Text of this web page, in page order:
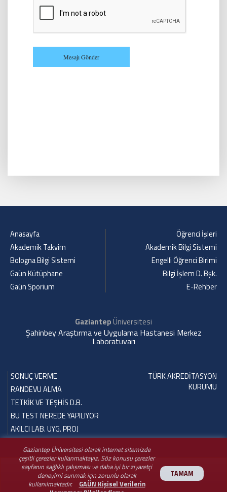
Gaziantep Üniversitesi olarak internet sitemizde
çeşitli çerezler kullanmaktayız. Söz konusu çerezler
sayfanın sağlıklı çalışması ve daha iyi bir ziyaretçi
deneyimi sunmak için zorunlu olarak
kullanılmaktadır.
GAÜN Kişisel Verilerin
TAMAM
Anasayfa
Akademik Takvim
Bologna Bilgi Sistemi
Gaün Kütüphane
Gaün Sporium
Öğrenci İşleri
Akademik Bilgi Sistemi
Engelli Öğrenci Birimi
Bilgi İşlem D. Bşk.
E-Rehber
GaziantepÜniversitesi
Şahinbey Araştırma ve Uygulama Hastanesi Merkez
Laboratuvarı
SONUÇ VERME
RANDEVU ALMA
TETKİK VE TEŞHİS D.B.
BU TEST NEREDE YAPILIYOR
AKILCI LAB. UYG. PROJ
TÜRK AKREDİTASYON
KURUMU